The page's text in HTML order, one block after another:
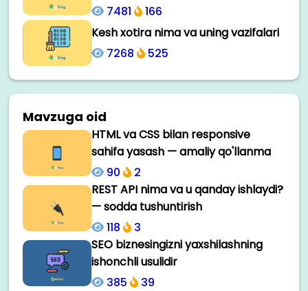
7481
166
Kesh xotira nima va uning vazifalari
7268
525
Mavzuga oid
HTML va CSS bilan responsive
sahifa yasash — amaliy qo'llanma
90
2
REST API nima va u qanday ishlaydi?
— sodda tushuntirish
118
3
SEO biznesingizni yaxshilashning
ishonchli usulidir
385
39